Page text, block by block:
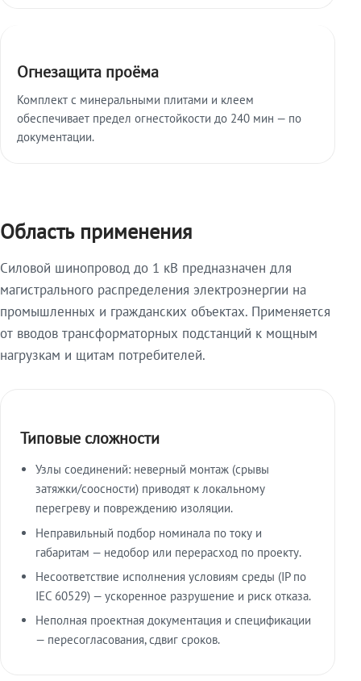
Огнезащита проёма
Комплект с минеральными плитами и клеем
обеспечивает предел огнестойкости до 240 мин — по
документации.
Область применения
Силовой шинопровод до 1 кВ предназначен для
магистрального распределения электроэнергии на
промышленных и гражданских объектах. Применяется
от вводов трансформаторных подстанций к мощным
нагрузкам и щитам потребителей.
Типовые сложности
Узлы соединений: неверный монтаж (срывы
затяжки/соосности) приводят к локальному
перегреву и повреждению изоляции.
Неправильный подбор номинала по току и
габаритам — недобор или перерасход по проекту.
Несоответствие исполнения условиям среды (IP по
IEC 60529) — ускоренное разрушение и риск отказа.
Неполная проектная документация и спецификации
— пересогласования, сдвиг сроков.